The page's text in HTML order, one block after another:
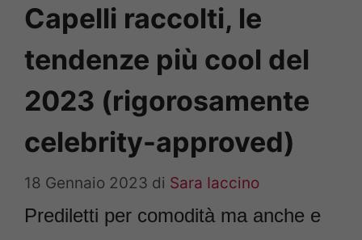
Capelli raccolti, le
tendenze più cool del
2023 (rigorosamente
celebrity-approved)
18 Gennaio 2023 di Sara Iaccino
Prediletti per comodità ma anche e